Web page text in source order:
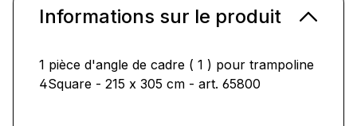
Informations sur le produit
1 pièce d'angle de cadre ( 1 ) pour trampoline
4Square - 215 x 305 cm - art. 65800